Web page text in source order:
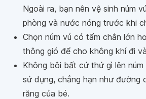
Ngoài ra, bạn nên vệ sinh núm
phòng và nước nóng trước khi
Chọn núm vú có tấm chắn lớn
thông gió để cho không khí đi
Không bôi bất cứ thứ gì lên
sử dụng, chẳng hạn như đường
răng của bé.